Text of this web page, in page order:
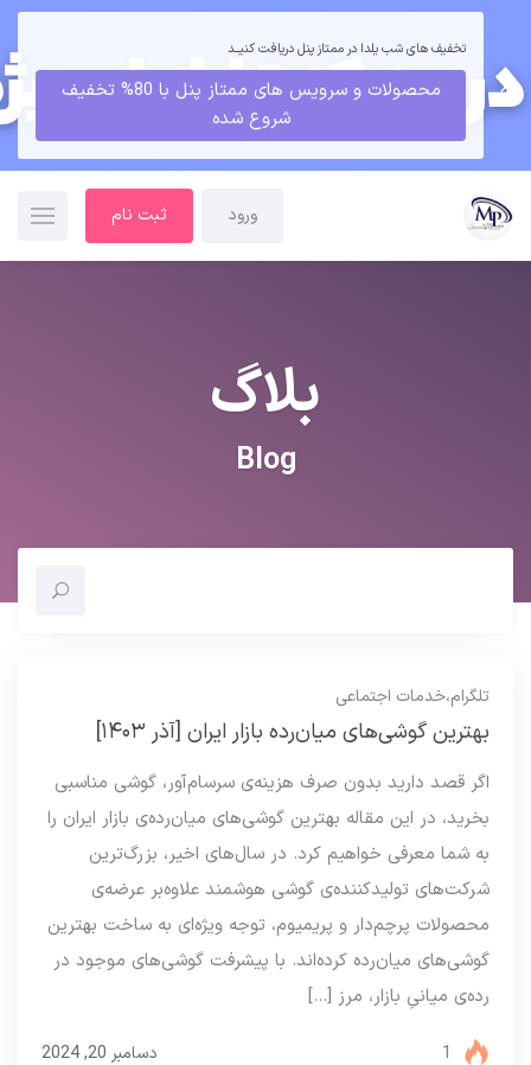
تخفیف های شب یلدا در ممتاز پنل دریافت کنیــد
محصولات و سرویس های ممتاز پنل با 80% تخفیف
شروع شده
ورود ثبت نام
بلاگ
Blog
تلگرام،خدمات اجتماعی
بهترین گوشی‌های میان‌رده بازار ایران [آذر ۱۴۰۳]
اگر قصد دارید بدون صرف هزینه‌ی سرسام‌آور، گوشی مناسبی
بخرید، در این مقاله بهترین گوشی‌های میان‌رده‌ی بازار ایران را
به شما معرفی خواهیم کرد. در سال‌های اخیر، بزرگ‌ترین
شرکت‌های تولیدکننده‌ی گوشی هوشمند علاوه‌بر عرضه‌ی
محصولات پرچم‌دار و پریمیوم، توجه ویژه‌ای به ساخت بهترین
گوشی‌های میان‌رده کرده‌اند. با پیشرفت گوشی‌های موجود در
رده‌ی میانیِ بازار، مرز […]
دسامبر 20, 2024 1